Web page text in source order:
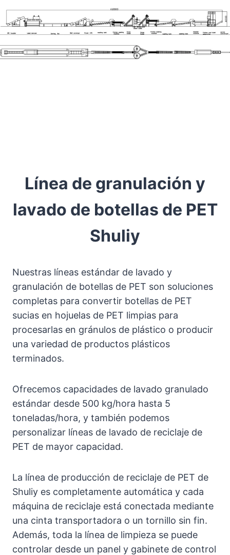
Línea de granulación y
lavado de botellas de PET
Shuliy
Nuestras líneas estándar de lavado y
granulación de botellas de PET son soluciones
completas para convertir botellas de PET
sucias en hojuelas de PET limpias para
procesarlas en gránulos de plástico o producir
una variedad de productos plásticos
terminados.
Ofrecemos capacidades de lavado granulado
estándar desde 500 kg/hora hasta 5
toneladas/hora, y también podemos
personalizar líneas de lavado de reciclaje de
PET de mayor capacidad.
La línea de producción de reciclaje de PET de
Shuliy es completamente automática y cada
máquina de reciclaje está conectada mediante
una cinta transportadora o un tornillo sin fin.
Además, toda la línea de limpieza se puede
controlar desde un panel y gabinete de control